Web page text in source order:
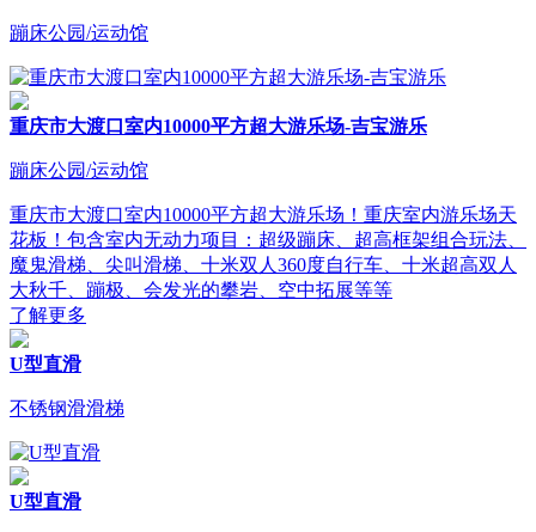
蹦床公园/运动馆
重庆市大渡口室内10000平方超大游乐场-吉宝游乐
蹦床公园/运动馆
重庆市大渡口室内10000平方超大游乐场！重庆室内游乐场天
花板！包含室内无动力项目：超级蹦床、超高框架组合玩法、
魔鬼滑梯、尖叫滑梯、十米双人360度自行车、十米超高双人
大秋千、蹦极、会发光的攀岩、空中拓展等等
了解更多
U型直滑
不锈钢滑滑梯
U型直滑